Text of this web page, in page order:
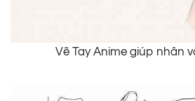
Vẽ Tay Anime giúp nhân